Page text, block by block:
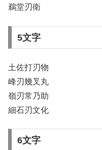
鵜堂刃衛
5文字
土佐打刃物
峰刃幾叉丸
嶺刃常乃助
細石刃文化
6文字